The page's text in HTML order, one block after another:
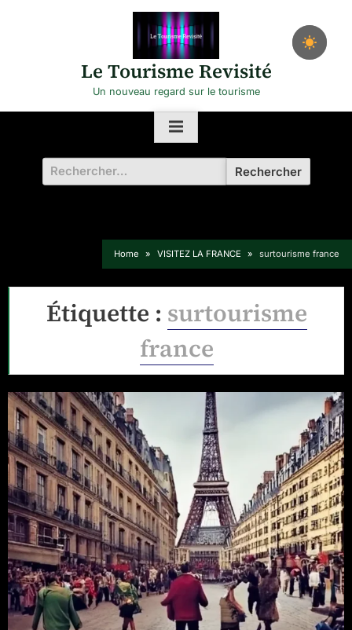
Le Tourisme Revisité
Un nouveau regard sur le tourisme
Rechercher :
Home VISITEZ LA FRANCE surtourisme france
Étiquette : surtourisme
france